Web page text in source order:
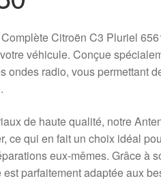
Citroën C3 Pluriel
véhicule. Conçue
ondes radio, vous permettant
de haute qualité, notre
ce qui en fait un choix idéal
eux-mêmes. Grâce à
parfaitement adaptée aux